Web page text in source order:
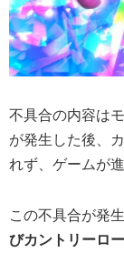
不具合の内容は
が発生した後、
れず、ゲームが
この不具合が発
びカントリーロ